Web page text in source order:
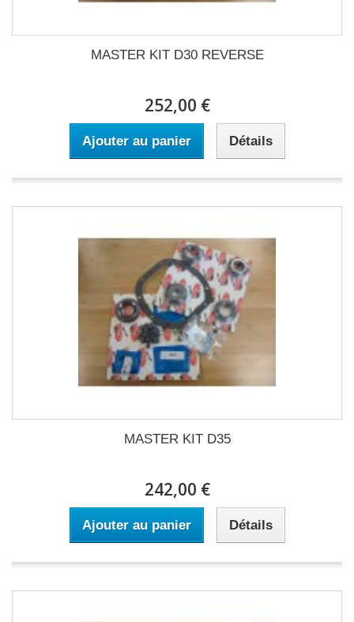
MASTER KIT D30 REVERSE
252,00 €
Ajouter au panier Détails
MASTER KIT D35
242,00 €
Ajouter au panier Détails